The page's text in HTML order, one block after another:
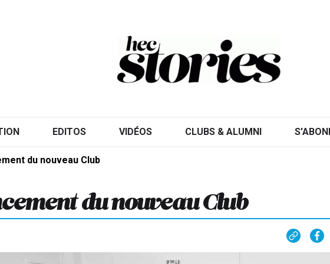
EDITOS VIDÉOS CLUBS & ALUMNI
du nouveau Club
du nouveau Club